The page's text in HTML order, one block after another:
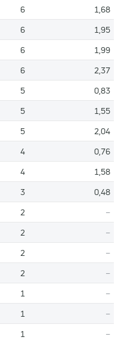
6
1,68
6
1,95
6
1,99
6
2,37
5
0,83
5
1,55
5
2,04
4
0,76
4
1,58
3
0,48
2
–
2
–
2
–
2
–
1
–
1
–
1 –